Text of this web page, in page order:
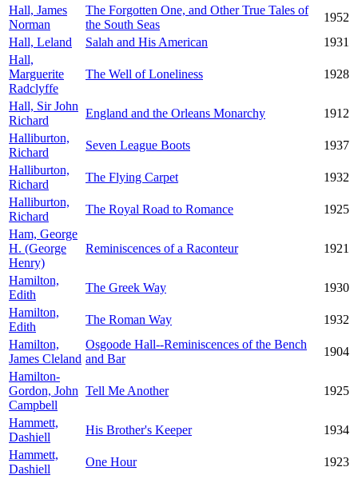
Hall, James
Norman
The Forgotten One, and Other True Tales of
the South Seas
1952
Hall, Leland
Salah and His American
1931
Hall,
Marguerite
Radclyffe
The Well of Loneliness 1928
Hall, Sir John
Richard
England and the Orleans Monarchy
1912
Halliburton,
Richard
Seven League Boots
1937
Halliburton,
Richard
The Flying Carpet
1932
Halliburton,
Richard
The Royal Road to Romance
1925
Ham, George
H. (George
Henry)
Reminiscences of a Raconteur 1921
Hamilton,
Edith
The Greek Way
1930
Hamilton,
Edith
The Roman Way
1932
Hamilton,
James Cleland
Osgoode Hall--Reminiscences of the Bench
and Bar
1904
Hamilton-
Gordon, John
Campbell
Tell Me Another 1925
Hammett,
Dashiell
His Brother's Keeper
1934
Hammett,
Dashiell
One Hour
1923